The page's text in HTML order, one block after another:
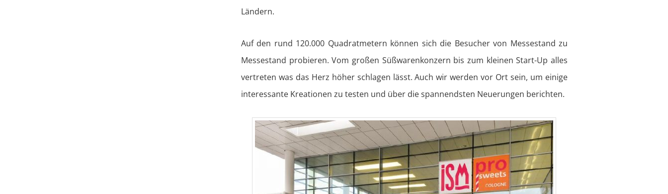
Ländern.
Auf den rund 120.000 Quadratmetern können sich die Besucher von Messestand zu
Messestand probieren. Vom großen Süßwarenkonzern bis zum kleinen Start-Up alles
vertreten was das Herz höher schlagen lässt. Auch wir werden vor Ort sein, um einige
interessante Kreationen zu testen und über die spannendsten Neuerungen berichten.